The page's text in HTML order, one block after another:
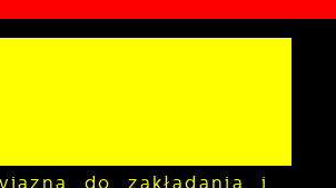
do zakładania i